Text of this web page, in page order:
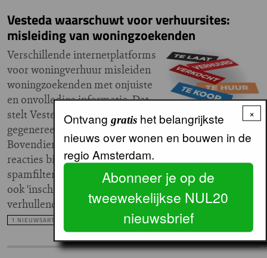
Vesteda waarschuwt voor verhuursites:
misleiding van woningzoekenden
Verschillende internetplatforms
voor woningverhuur misleiden
woningzoekenden met onjuiste
en onvolledige informatie. Dat
stelt Vesteda. Het aanbod op die sites wordt
gegenereerd door zoekbots en is vaak niet actueel.
Bovendien stranden de automatisch doorgestuurde
reacties bij de echte verhuurders veelal in een
spamfilter. Woningzoekenden moeten op deze sites
ook 'inschrijfkosten' betalen, niet zelden een
verhullend woord voor een doorlopend abonnement.
1 NIEUWSARTIKEL
×
Ontvang gratishet belangrijkste
nieuws over wonen en bouwen in de
regio Amsterdam.
Abonneer je op de
tweewekelijkse NUL20
nieuwsbrief